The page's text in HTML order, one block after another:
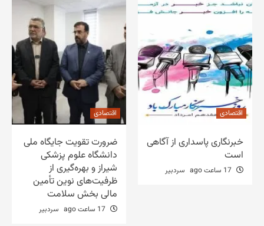
اقتصادی
خبرنگاری پاسداری از آگاهی
است
سردبیر
اقتصادی
ضرورت تقویت جایگاه ملی
دانشگاه علوم پزشکی
شیراز و بهره‌گیری از
ظرفیت‌های نوین تأمین
مالی بخش سلامت
سردبیر